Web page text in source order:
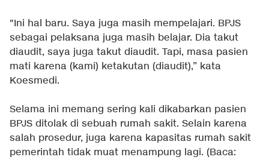
"Ini hal baru. Saya juga masih mempelajari. BPJS
sebagai pelaksana juga masih belajar. Dia takut
diaudit, saya juga takut diaudit. Tapi, masa pasien
mati karena (kami) ketakutan (diaudit),” kata
Koesmedi.
Selama ini memang sering kali dikabarkan pasien
BPJS ditolak di sebuah rumah sakit. Selain karena
salah prosedur, juga karena kapasitas rumah sakit
pemerintah tidak muat menampung lagi. (Baca: